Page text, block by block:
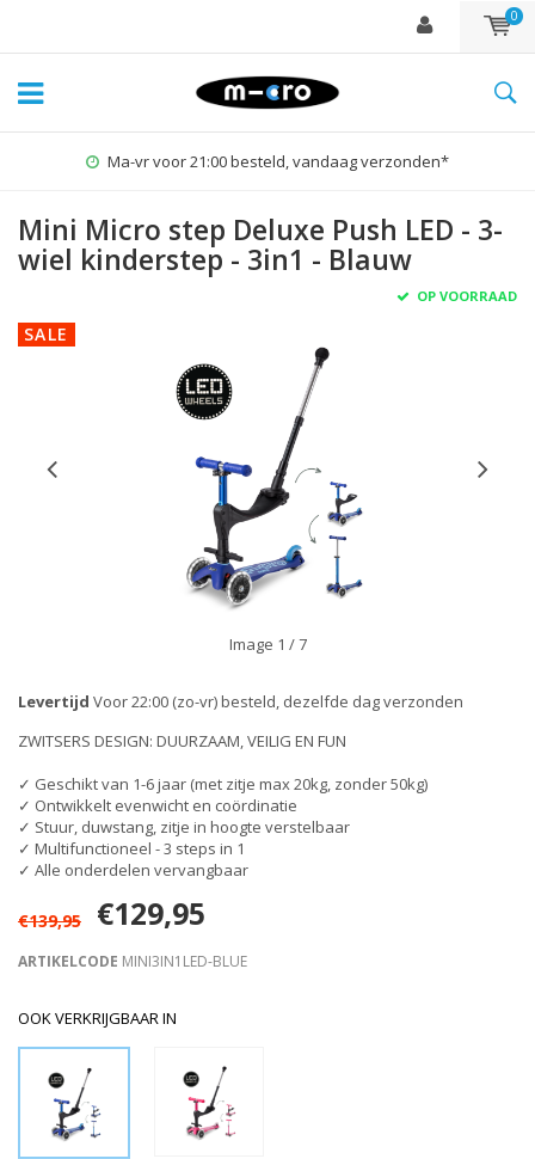
0
Ma-vr voor 21:00 besteld, vandaag verzonden*
Mini Micro step Deluxe Push LED - 3-
wiel kinderstep - 3in1 - Blauw
OP VOORRAAD
SALE
Image 1 / 7
Levertijd Voor 22:00 (zo-vr) besteld, dezelfde dag verzonden
ZWITSERS DESIGN: DUURZAAM, VEILIG EN FUN
✓ Geschikt van 1-6 jaar (met zitje max 20kg, zonder 50kg)
✓ Ontwikkelt evenwicht en coördinatie
✓ Stuur, duwstang, zitje in hoogte verstelbaar
✓ Multifunctioneel - 3 steps in 1
✓ Alle onderdelen vervangbaar
€139,95 €129,95
ARTIKELCODE MINI3IN1LED-BLUE
OOK VERKRIJGBAAR IN